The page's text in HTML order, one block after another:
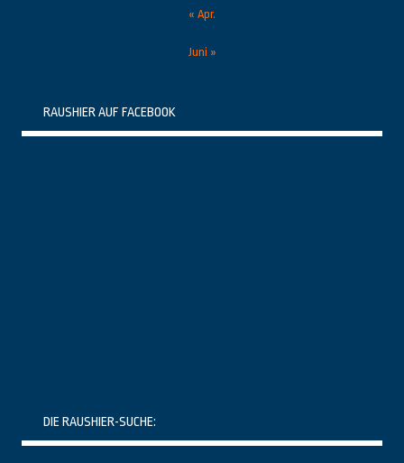
« Apr.
Juni »
RAUSHIER AUF FACEBOOK
DIE RAUSHIER-SUCHE: